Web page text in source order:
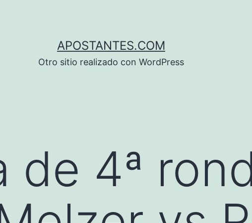
APOSTANTES.COM
Otro sitio realizado con WordPress
de 4ª